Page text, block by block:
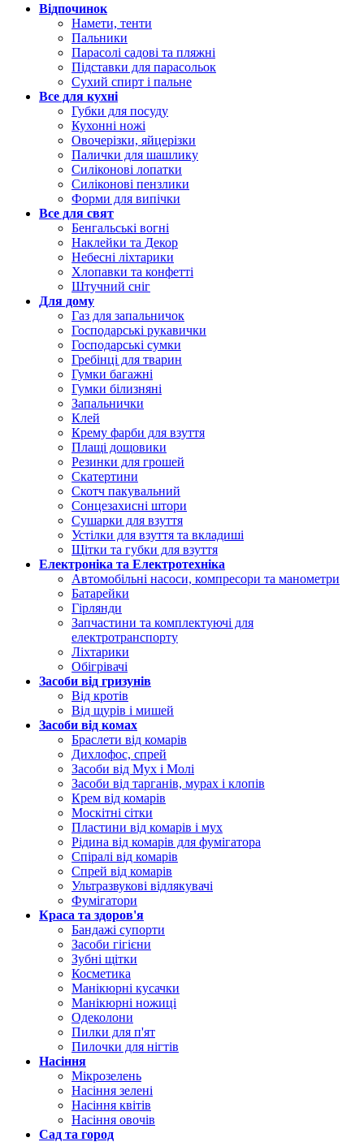
Відпочинок
Намети, тенти
Пальники
Парасолі садові та пляжні
Підставки для парасольок
Сухий спирт і пальне
Все для кухні
Губки для посуду
Кухонні ножі
Овочерізки, яйцерізки
Палички для шашлику
Силіконові лопатки
Силіконові пензлики
Форми для випічки
Все для свят
Бенгальські вогні
Наклейки та Декор
Небесні ліхтарики
Хлопавки та конфетті
Штучний сніг
Для дому
Газ для запальничок
Господарські рукавички
Господарські сумки
Гребінці для тварин
Гумки багажні
Гумки білизняні
Запальнички
Клей
Крему фарби для взуття
Плащі дощовики
Резинки для грошей
Скатертини
Скотч пакувальний
Сонцезахисні штори
Сушарки для взуття
Устілки для взуття та вкладиші
Щітки та губки для взуття
Електроніка та Електротехніка
Автомобільні насоси, компресори та манометри
Батарейки
Гірлянди
Запчастини та комплектуючі для
електротранспорту
Ліхтарики
Обігрівачі
Засоби від гризунів
Від кротів
Від щурів і мишей
Засоби від комах
Браслети від комарів
Дихлофос, спрей
Засоби від Мух і Молі
Засоби від тарганів, мурах і клопів
Крем від комарів
Москітні сітки
Пластини від комарів і мух
Рідина від комарів для фумігатора
Спіралі від комарів
Спрей від комарів
Ультразвукові відлякувачі
Фумігатори
Краса та здоров'я
Бандажі супорти
Засоби гігієни
Зубні щітки
Косметика
Манікюрні кусачки
Манікюрні ножиці
Одеколони
Пилки для п'ят
Пилочки для нігтів
Насіння
Мікрозелень
Насіння зелені
Насіння квітів
Насіння овочів
Сад та город